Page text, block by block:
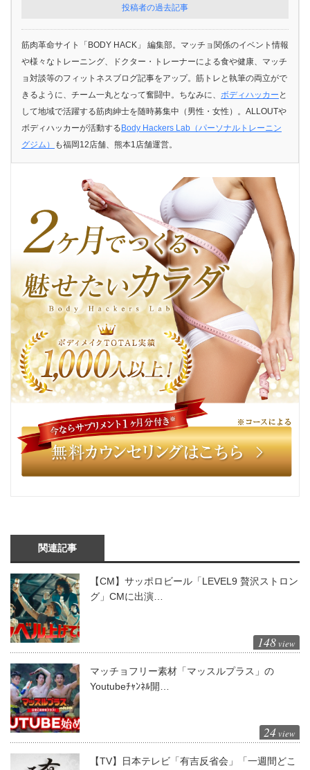
投稿者の過去記事
筋肉革命サイト「BODY HACK」 編集部。マッチョ関係のイベント情報
や様々なトレーニング、ドクター・トレーナーによる食や健康、マッチ
ョ対談等のフィットネスブログ記事をアップ。筋トレと執筆の両立がで
きるように、チーム一丸となって奮闘中。ちなみに、 ボディハッカー と
して地域で活躍する筋肉紳士を随時募集中（男性・女性）。ALLOUTや
ボディハッカーが活動するBody Hackers Lab（パーソナルトレーニン
グジム）
も福岡12店舗、熊本1店舗運営。
関連記事
【CM】サッポロビール「LEVEL9 贅沢ストロン
グ」CMに出演…
148 view
マッチョフリー素材「マッスルプラス」の
Youtubeﾁｬﾝﾈﾙ開…
24 view
【TV】日本テレビ「有吉反省会」「一週間どこ